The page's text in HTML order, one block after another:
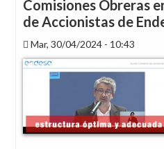
sobre
la
configuración
de
la
mesa
negociadora
del
VI
Comisiones Obreras
de Accionistas de
Mar, 30/04/2024 - 10:43